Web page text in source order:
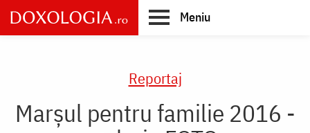
Skip
to
main
Meniu
Reportaj
Marșul pentru familie 2016 -